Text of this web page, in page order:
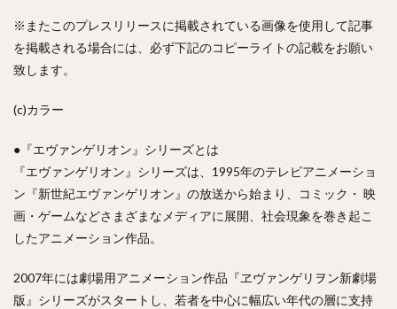
※またこのプレスリリースに掲載されている画像を使用して記事
を掲載される場合には、必ず下記のコピーライトの記載をお願い
致します。
(c)カラー
●『エヴァンゲリオン』シリーズとは
『エヴァンゲリオン』シリーズは、1995年のテレビアニメーショ
ン『新世紀エヴァンゲリオン』の放送から始まり、コミック・ 映
画・ゲームなどさまざまなメディアに展開、社会現象を巻き起こ
したアニメーション作品。
2007年には劇場用アニメーション作品『ヱヴァンゲリヲン新劇場
版』シリーズがスタートし、若者を中心に幅広い年代の層に支持